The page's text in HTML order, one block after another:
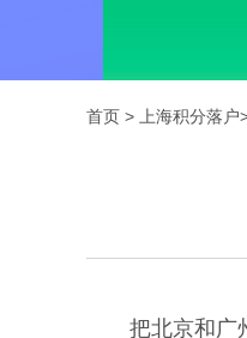
首页 > 上海积分落户
把北京和广州